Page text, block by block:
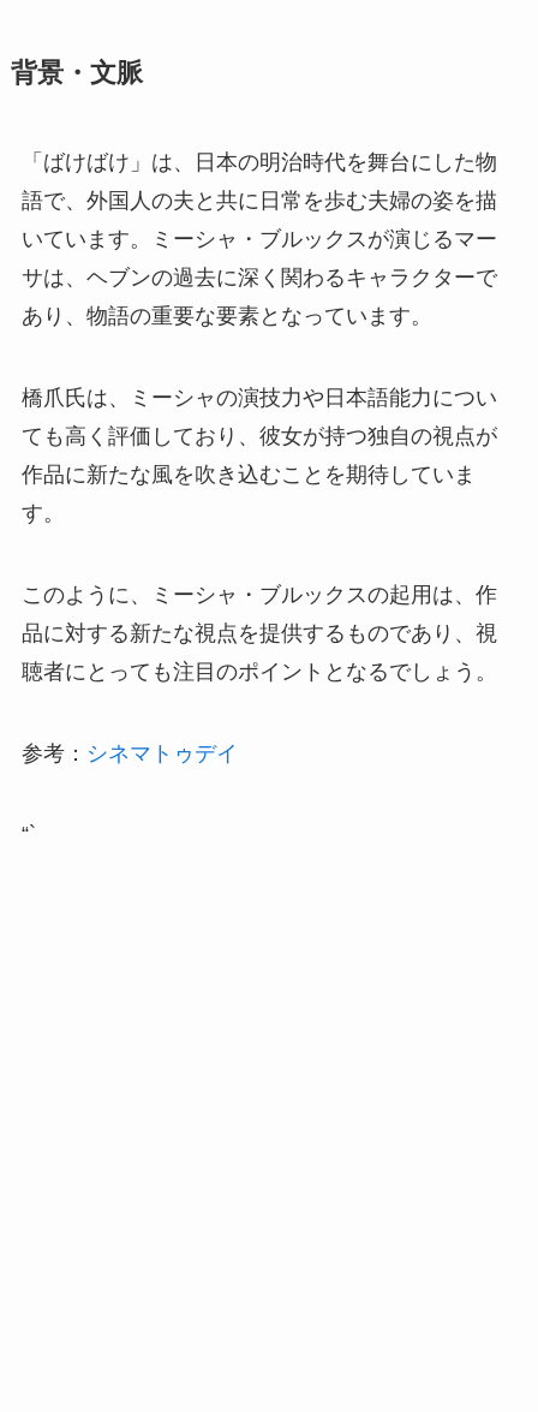
背景・文脈
「ばけばけ」は、日本の明治時代を舞台にした物
語で、外国人の夫と共に日常を歩む夫婦の姿を描
いています。ミーシャ・ブルックスが演じるマー
サは、ヘブンの過去に深く関わるキャラクターで
あり、物語の重要な要素となっています。
橋爪氏は、ミーシャの演技力や日本語能力につい
ても高く評価しており、彼女が持つ独自の視点が
作品に新たな風を吹き込むことを期待していま
す。
このように、ミーシャ・ブルックスの起用は、作
品に対する新たな視点を提供するものであり、視
聴者にとっても注目のポイントとなるでしょう。
参考： シネマトゥデイ
“`